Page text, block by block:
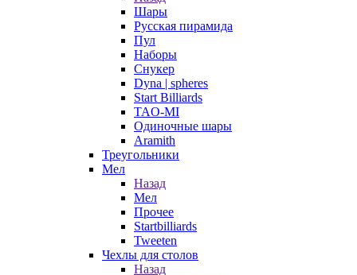
Шары
Русская пирамида
Пул
Наборы
Снукер
Dyna | spheres
Start Billiards
TAO-MI
Одиночные шары
Aramith
Треугольники
Мел
Назад
Мел
Прочее
Startbilliards
Tweeten
Чехлы для столов
Назад